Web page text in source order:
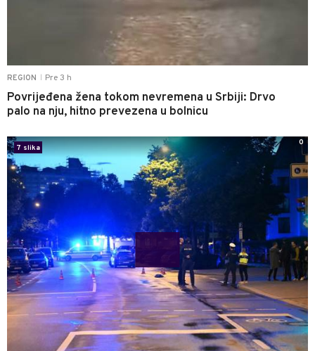
REGION Pre 3 h
Povrijeđena žena tokom nevremena u Srbiji: Drvo
palo na nju, hitno prevezena u bolnicu
7 slika
0